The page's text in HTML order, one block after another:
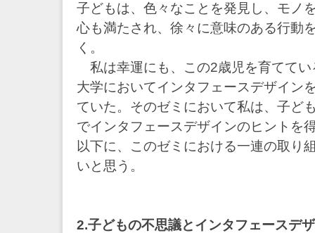
子どもは、色々なことを発見し、モノ
心も満たされ、徐々に意味のある行動
く。
私は幸運にも、この2歳児を育ててい
大学においてインタフェースデザイン
ていた。そのゼミにおいて私は、子ど
でインタフェースデザインのヒントを
以下に、このゼミにおける一連の取り
いと思う。
2.子どもの不思議とインタフェースデ